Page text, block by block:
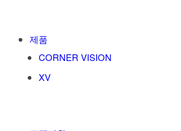
제품
CORNER VISION
XV